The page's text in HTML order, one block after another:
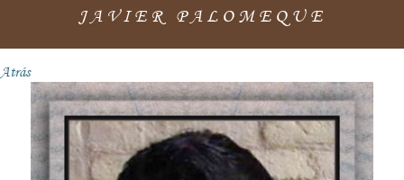
JAVIER PALOMEQUE
Atrás